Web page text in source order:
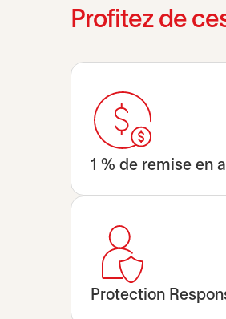
Profitez de
1 % de remise en
Protection